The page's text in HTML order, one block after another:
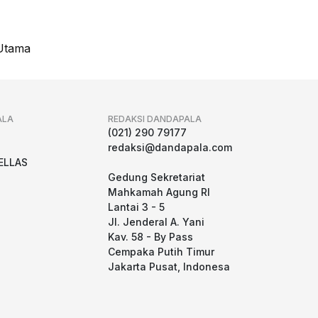
REDAKSI DANDAPALA
(021) 290 79177
redaksi@dandapala.com
Gedung Sekretariat
Mahkamah Agung RI
Lantai 3 - 5
Jl. Jenderal A. Yani
Kav. 58 - By Pass
Cempaka Putih Timur
Jakarta Pusat, Indonesa